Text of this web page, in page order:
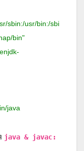
sbin:/usr/bin:/sbi
bin"
java
java & javac: